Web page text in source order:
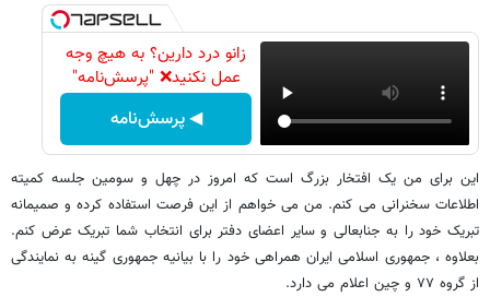
زانو درد دارین؟ به هیچ وجه
عمل نکنید❌ "پرسش‌نامه"
◀ پرسش‌نامه
این برای من یک افتخار بزرگ است که امروز در چهل و سومین جلسه کمیته
اطلاعات سخنرانی می کنم. من می خواهم از این فرصت استفاده کرده و صمیمانه
تبریک خود را به جنابعالی و سایر اعضای دفتر برای انتخاب شما تبریک عرض کنم.
بعلاوه ، جمهوری اسلامی ایران همراهی خود را با بیانیه جمهوری گینه به نمایندگی
از گروه ۷۷ و چین اعلام می دارد.